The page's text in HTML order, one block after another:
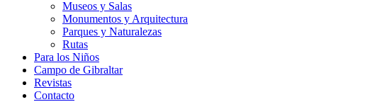
Museos y Salas
Monumentos y Arquitectura
Parques y Naturalezas
Rutas
Para los Niños
Campo de Gibraltar
Revistas
Contacto